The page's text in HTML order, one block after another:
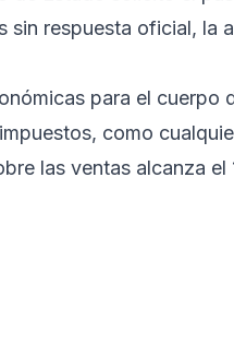
respuesta oficial, la
para el cuerpo
como
las ventas alcanza